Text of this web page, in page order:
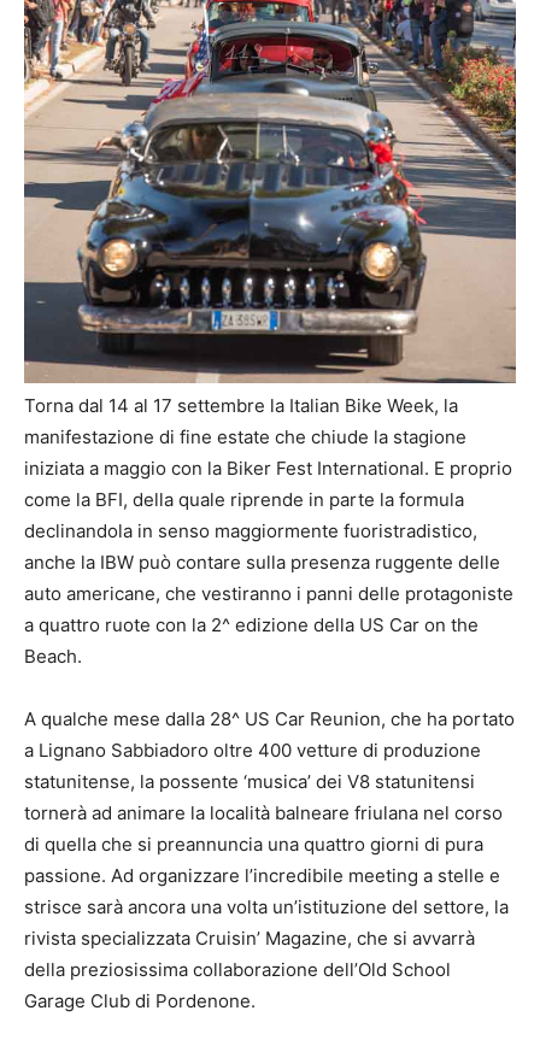
Torna dal 14 al 17 settembre la Italian Bike Week, la
manifestazione di fine estate che chiude la stagione
iniziata a maggio con la Biker Fest International. E proprio
come la BFI, della quale riprende in parte la formula
declinandola in senso maggiormente fuoristradistico,
anche la IBW può contare sulla presenza ruggente delle
auto americane, che vestiranno i panni delle protagoniste
a quattro ruote con la 2^ edizione della US Car on the
Beach.
A qualche mese dalla 28^ US Car Reunion, che ha portato
a Lignano Sabbiadoro oltre 400 vetture di produzione
statunitense, la possente ‘musica’ dei V8 statunitensi
tornerà ad animare la località balneare friulana nel corso
di quella che si preannuncia una quattro giorni di pura
passione. Ad organizzare l’incredibile meeting a stelle e
strisce sarà ancora una volta un’istituzione del settore, la
rivista specializzata Cruisin’ Magazine, che si avvarrà
della preziosissima collaborazione dell’Old School
Garage Club di Pordenone.